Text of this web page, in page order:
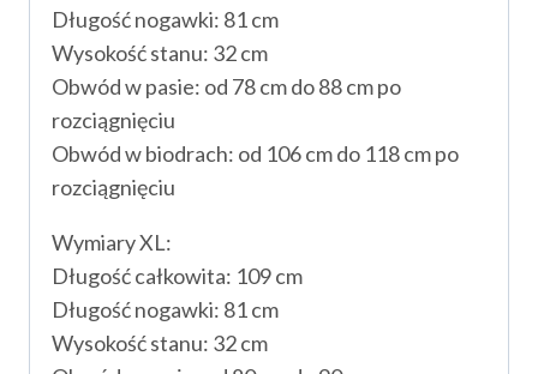
Długość nogawki: 81 cm
Wysokość stanu: 32 cm
Obwód w pasie: od 78 cm do 88 cm po
rozciągnięciu
Obwód w biodrach: od 106 cm do 118 cm po
rozciągnięciu
Wymiary XL:
Długość całkowita: 109 cm
Długość nogawki: 81 cm
Wysokość stanu: 32 cm